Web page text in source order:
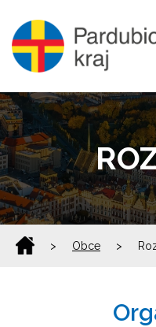
> Obce >